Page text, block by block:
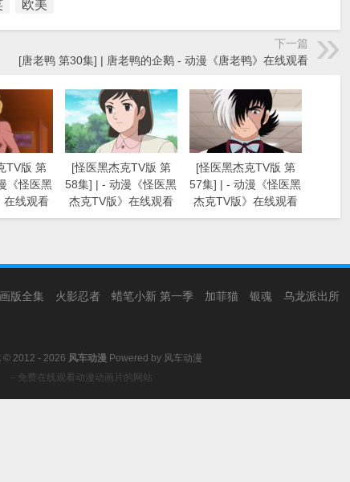
欧美
下一篇
[唐老鸭 第30集] | 唐老鸭的企鹅 - 动漫《唐老鸭》在线观看
TV版 第
《怪医黑
在线观看
[怪医黑杰克TV版 第
58集] | - 动漫《怪医黑
杰克TV版》在线观看
[怪医黑杰克TV版 第
57集] | - 动漫《怪医黑
杰克TV版》在线观看
版全集 火影忍者 蜡笔小新 第一季 加菲猫 银魂 乌龙派出所
© 2012 - 2026 风车动漫 Powered by 风车动漫
－免费在线观看动漫动画片的网站